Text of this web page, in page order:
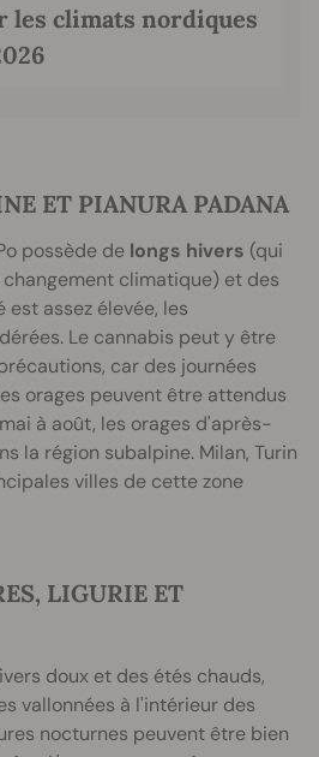
les climats nordiques
ET PIANURA PADANA
possède de longs hivers (qui
climatique) et des
assez élevée, les
Le cannabis peut y être
car des journées
orages peuvent être attendus
à août, les orages d'après-
la région subalpine. Milan, Turin
villes de cette zone
LIGURIE ET
doux et des étés chauds,
vallonnées à l'intérieur des
nocturnes peuvent être bien